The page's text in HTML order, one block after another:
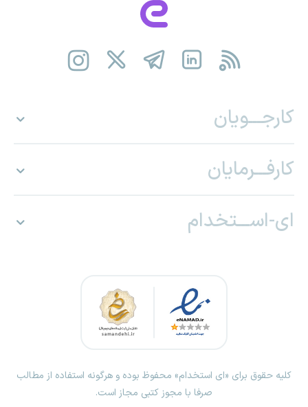
کارجـــویان
کارفـــرمایان
ای-اســـتخدام
کلیه حقوق برای «ای استخدام» محفوظ بوده و هرگونه استفاده از مطالب
صرفا با مجوز کتبی مجاز است.